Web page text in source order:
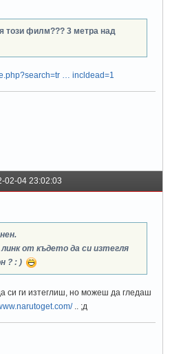
този филм??? 3 метра над
… incldead=1
02-04 23:02:03
от където да си изтегля
? : )
си ги изтеглиш, но можеш да гледаш
.. ;д